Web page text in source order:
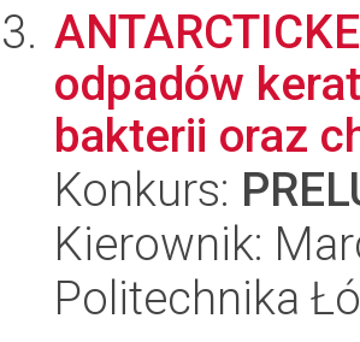
odpadów
bakterii oraz
Konkurs:
Kierownik:
Politechnika